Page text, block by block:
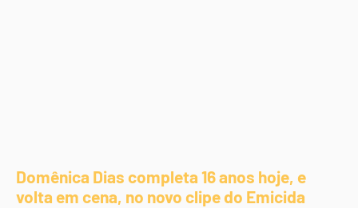
Domênica Dias completa 16 anos hoje, e
volta em cena, no novo clipe do Emicida